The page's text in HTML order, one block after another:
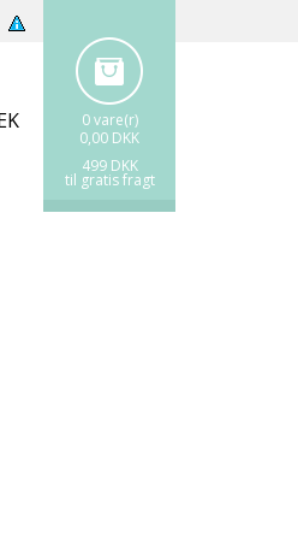
0 vare(r)
0,00 DKK
499 DKK
til gratis fragt